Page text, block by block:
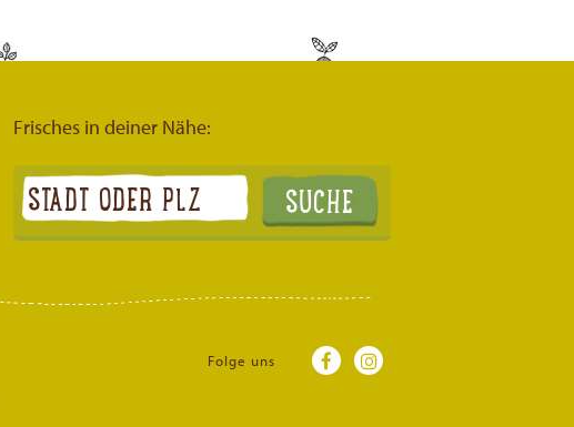
Frisches in deiner Nähe:
Folge uns